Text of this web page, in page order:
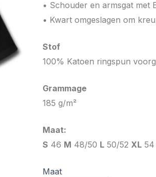
• Schouder en armsgat met
• Kwart omgeslagen om
Stof
100% Katoen ringspun
Grammage
185 g/m²
Maat:
S 46 M 48/50 L 50/52 XL 54
Maat